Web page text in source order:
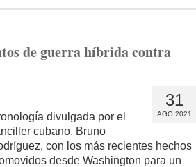
de guerra híbrida contra
31
AGO 2021
divulgada por el
cubano, Bruno
con los más recientes hechos
desde Washington para un